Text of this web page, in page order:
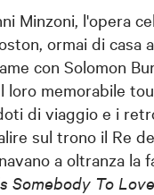
Minzoni, l'opera
ormai di casa
con Solomon
loro memorabile
di viaggio e i
sul trono il Re
a oltranza la
Somebody To Love